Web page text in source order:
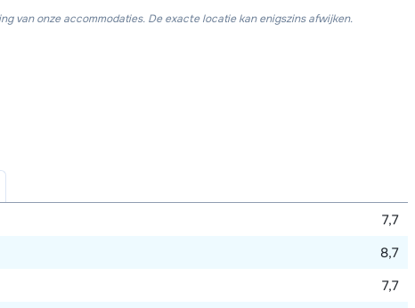
van onze accommodaties. De exacte locatie kan enigszins afwijken.
7,7
8,7
7,7